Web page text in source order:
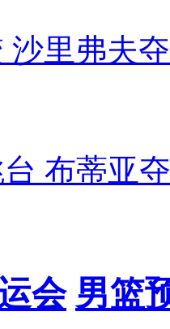
沙里弗夫
布蒂亚
会 男篮